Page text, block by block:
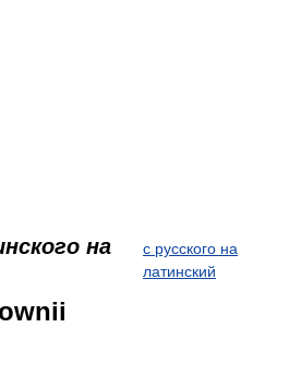
на
с русского на
латинский